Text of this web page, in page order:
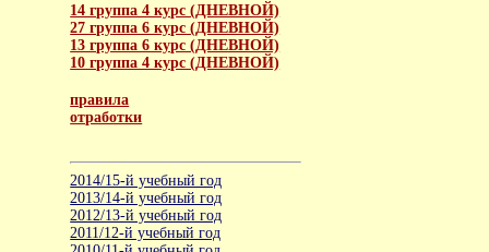
14 группа 4 курс (ДНЕВНОЙ)
27 группа 6 курс (ДНЕВНОЙ)
13 группа 6 курс (ДНЕВНОЙ)
10 группа 4 курс (ДНЕВНОЙ)
правила
отработки
2014/15-й учебный год
2013/14-й учебный год
2012/13-й учебный год
2011/12-й учебный год